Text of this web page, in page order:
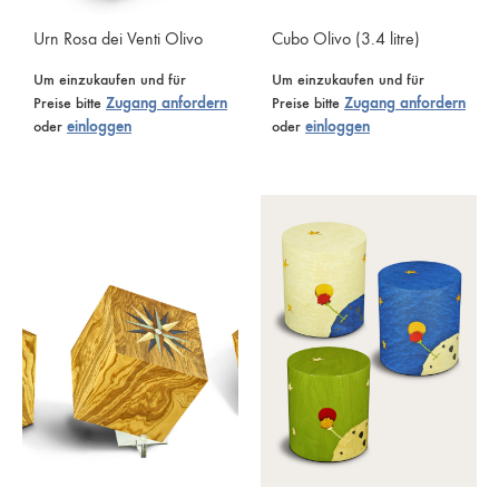
Urn Rosa dei Venti Olivo
Um einzukaufen und für
Preise bitte Zugang anfordern
oder einloggen
Cubo Olivo (3.4 litre)
Um einzukaufen und für
Preise bitte Zugang anfordern
oder einloggen